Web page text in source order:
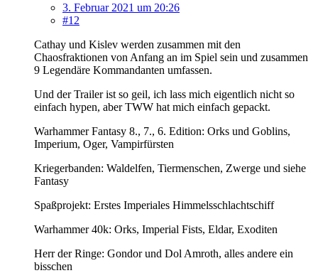
3. Februar 2021 um 20:26
#12
Cathay und Kislev werden zusammen mit den
Chaosfraktionen von Anfang an im Spiel sein und zusammen
9 Legendäre Kommandanten umfassen.
Und der Trailer ist so geil, ich lass mich eigentlich nicht so
einfach hypen, aber TWW hat mich einfach gepackt.
Warhammer Fantasy 8., 7., 6. Edition: Orks und Goblins,
Imperium, Oger, Vampirfürsten
Kriegerbanden: Waldelfen, Tiermenschen, Zwerge und siehe
Fantasy
Spaßprojekt: Erstes Imperiales Himmelsschlachtschiff
Warhammer 40k: Orks, Imperial Fists, Eldar, Exoditen
Herr der Ringe: Gondor und Dol Amroth, alles andere ein
bisschen